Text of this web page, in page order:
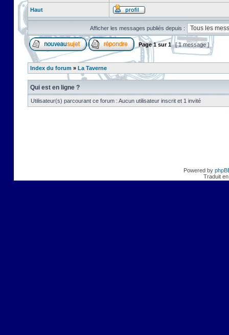
Haut
Afficher les messages publiés depuis :
Page1sur1 [ 1 message ]
Index du forum » La Taverne
Qui est en ligne ?
Utilisateur(s) parcourant ce forum : Aucun utilisateur inscrit et 1 invité
Powered by
Traduit